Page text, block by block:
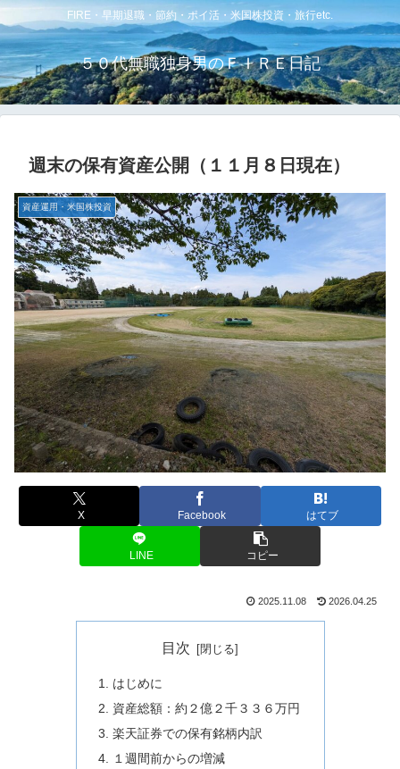
FIRE・早期退職・節約・ポイ活・米国株投資・旅行etc.
５０代無職独身男のＦＩＲＥ日記
週末の保有資産公開（１１月８日現在）
資産運用・米国株投資
X Facebook はてブ
LINE コピー
2025.11.08 2026.04.25
目次
はじめに
資産総額：約２億２千３３６万円
楽天証券での保有銘柄内訳
１週間前からの増減